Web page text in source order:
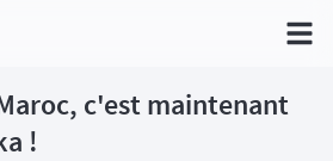
c'est maintenant
!